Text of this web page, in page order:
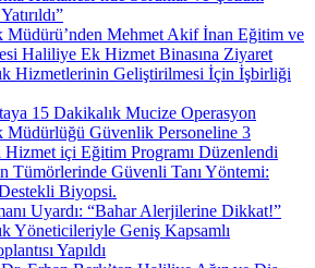
Müdürü’nden Mehmet Akif İnan Eğitim ve
Haliliye Ek Hizmet Binasına Ziyaret
Hizmetlerinin Geliştirilmesi İçin İşbirliği
15 Dakikalık Mucize Operasyon
Müdürlüğü Güvenlik Personeline 3
Hizmet içi Eğitim Programı Düzenlendi
Tümörlerinde Güvenli Tanı Yöntemi:
Biyopsi.
Uyardı: “Bahar Alerjilerine Dikkat!”
Yöneticileriyle Geniş Kapsamlı
Yapıldı